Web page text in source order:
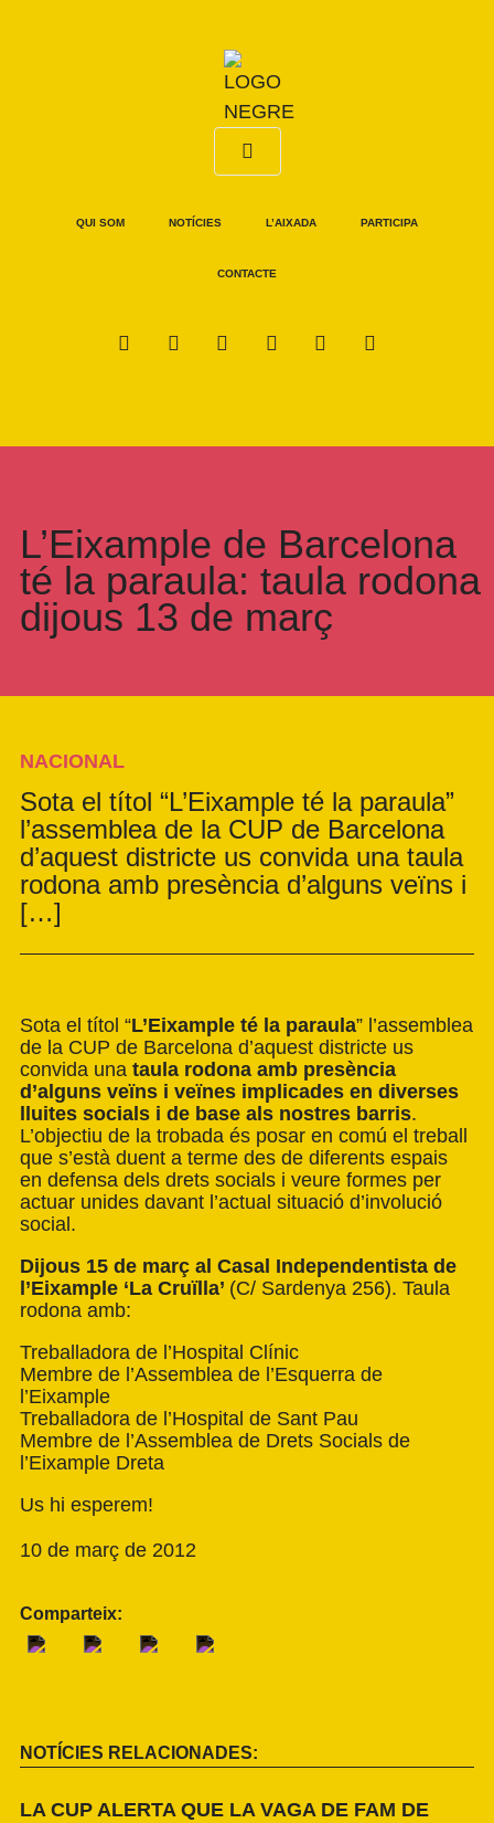
QUI SOM NOTÍCIES L’AIXADA PARTICIPA
CONTACTE
L’Eixample de Barcelona
té la paraula: taula rodona
dijous 13 de març
NACIONAL
Sota el títol “L’Eixample té la paraula”
l’assemblea de la CUP de Barcelona
d’aquest districte us convida una taula
rodona amb presència d’alguns veïns i
[…]
Sota el títol “L’Eixample té la paraula” l’assemblea
de la CUP de Barcelona d’aquest districte us
convida una taula rodona amb presència
d’alguns veïns i veïnes implicades en diverses
lluites socials i de base als nostres barris.
L’objectiu de la trobada és posar en comú el treball
que s’està duent a terme des de diferents espais
en defensa dels drets socials i veure formes per
actuar unides davant l’actual situació d’involució
social.
Dijous 15 de març al Casal Independentista de
l’Eixample ‘La Cruïlla’ (C/ Sardenya 256). Taula
rodona amb:
Treballadora de l’Hospital Clínic
Membre de l’Assemblea de l’Esquerra de
l’Eixample
Treballadora de l’Hospital de Sant Pau
Membre de l’Assemblea de Drets Socials de
l’Eixample Dreta
Us hi esperem!
10 de març de 2012
Comparteix:
NOTÍCIES RELACIONADES:
LA CUP ALERTA QUE LA VAGA DE FAM DE